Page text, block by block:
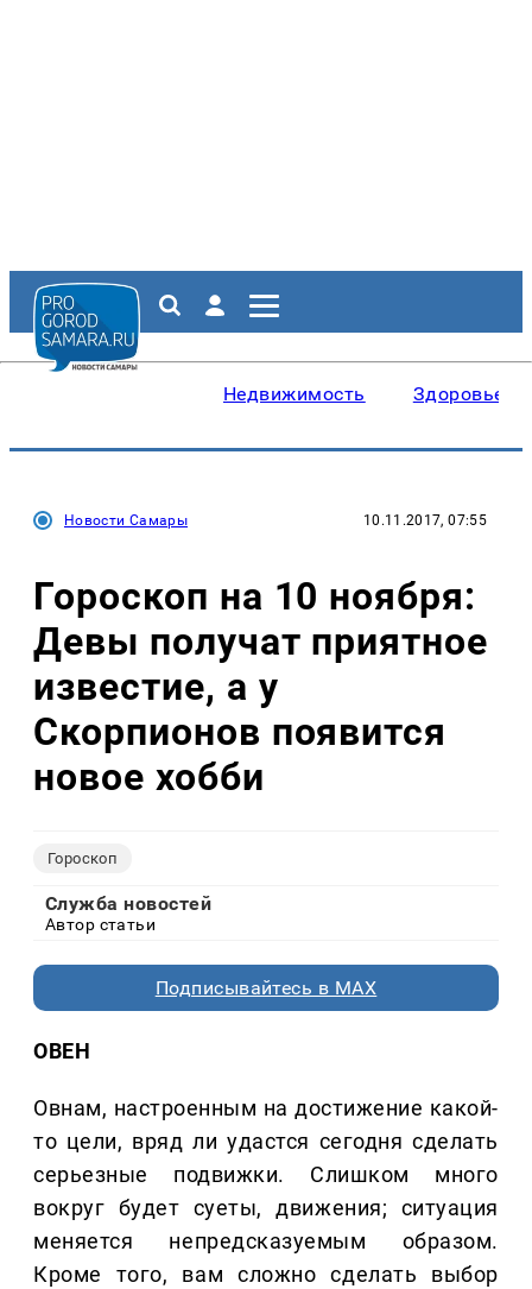
Недвижимость Здоровье
Новости Самары 10.11.2017, 07:55
Гороскоп на 10 ноября:
Девы получат приятное
известие, а у
Скорпионов появится
новое хобби
Гороскоп
Служба новостей
Автор статьи
Подписывайтесь в MAX
ОВЕН
Овнам, настроенным на достижение какой-
то цели, вряд ли удастся сегодня сделать
серьезные подвижки. Слишком много
вокруг будет суеты, движения; ситуация
меняется непредсказуемым образом.
Кроме того, вам сложно сделать выбор